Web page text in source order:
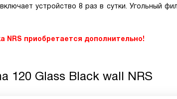
устройство 8 раз в сутки. Угольный
NRS приобретается дополнительно!
120 Glass Black wall NRS